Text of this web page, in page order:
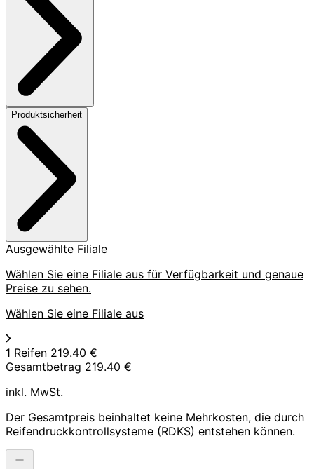
Produktsicherheit
Ausgewählte Filiale
Wählen Sie eine Filiale aus für Verfügbarkeit und genaue
Preise zu sehen.
Wählen Sie eine Filiale aus
1 Reifen 219.40 €
Gesamtbetrag 219.40 €
inkl. MwSt.
Der Gesamtpreis beinhaltet keine Mehrkosten, die durch
Reifendruckkontrollsysteme (RDKS) entstehen können.